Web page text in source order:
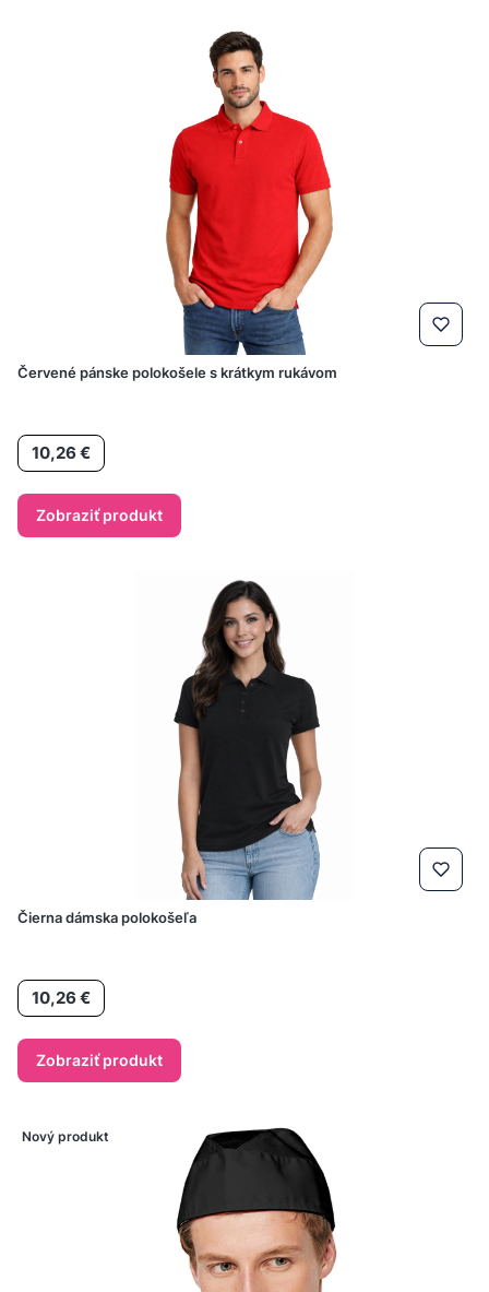
Červené pánske polokošele s krátkym rukávom
Cena
10,26 €
Zobraziť produkt
Čierna dámska polokošeľa
Cena
10,26 €
Zobraziť produkt
Nový produkt